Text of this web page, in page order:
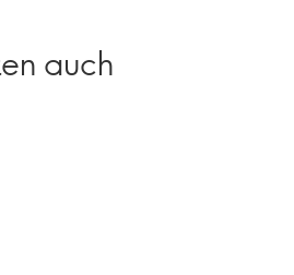
auch